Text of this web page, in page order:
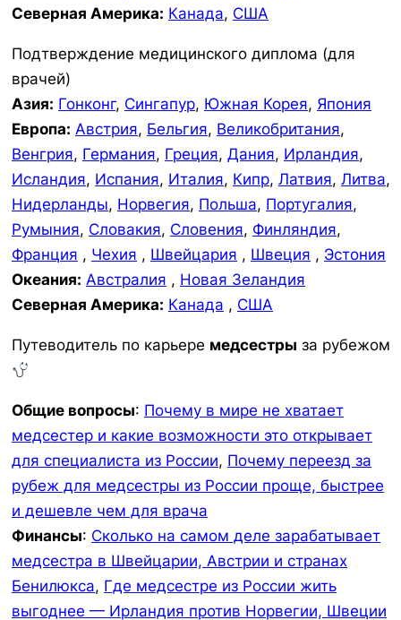
Северная Америка: Канада, США
Подтверждение медицинского диплома (для
врачей)
Азия: Гонконг, Сингапур, Южная Корея, Япония
Европа: Австрия, Бельгия, Великобритания,
Венгрия, Германия, Греция, Дания, Ирландия,
Исландия, Испания, Италия, Кипр, Латвия, Литва,
Нидерланды, Норвегия, Польша, Португалия,
Румыния, Словакия, Словения, Финляндия,
Франция , Чехия , Швейцария , Швеция , Эстония
Океания: Австралия , Новая Зеландия
Северная Америка: Канада , США
Путеводитель по карьере медсестры за рубежом
Общие вопросы: Почему в мире не хватает
медсестер и какие возможности это открывает
для специалиста из России, Почему переезд за
рубеж для медсестры из России проще, быстрее
и дешевле чем для врача
Финансы: Сколько на самом деле зарабатывает
медсестра в Швейцарии, Австрии и странах
Бенилюкса, Где медсестре из России жить
выгоднее — Ирландия против Норвегии, Швеции